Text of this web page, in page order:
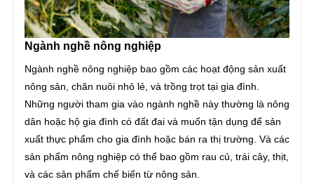
Ngành nghề nông nghiệp
Ngành nghề nông nghiệp bao gồm các hoạt động sản xuất
nông sản, chăn nuôi nhỏ lẻ, và trồng trọt tại gia đình.
Những người tham gia vào ngành nghề này thường là nông
dân hoặc hộ gia đình có đất đai và muốn tận dụng để sản
xuất thực phẩm cho gia đình hoặc bán ra thị trường. Và các
sản phẩm nông nghiệp có thể bao gồm rau củ, trái cây, thịt,
và các sản phẩm chế biến từ nông sản.